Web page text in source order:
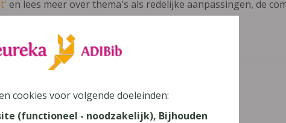
en lees meer over thema's als redelijke aanpassingen, de
cookies voor volgende doeleinden:
(functioneel - noodzakelijk), Bijhouden